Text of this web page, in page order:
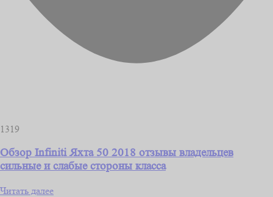
1319
Обзор Infiniti Яхта 50 2018 отзывы владельцев
сильные и слабые стороны класса
Читать далее